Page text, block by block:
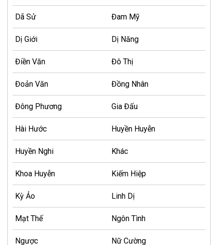
Dã Sử Đam Mỹ
Dị Giới Dị Năng
Điền Văn Đô Thị
Đoản Văn Đồng Nhân
Đông Phương Gia Đấu
Hài Hước Huyền Huyễn
Huyền Nghi Khác
Khoa Huyễn Kiếm Hiệp
Kỳ Ảo Linh Dị
Mạt Thế Ngôn Tình
Ngược Nữ Cường